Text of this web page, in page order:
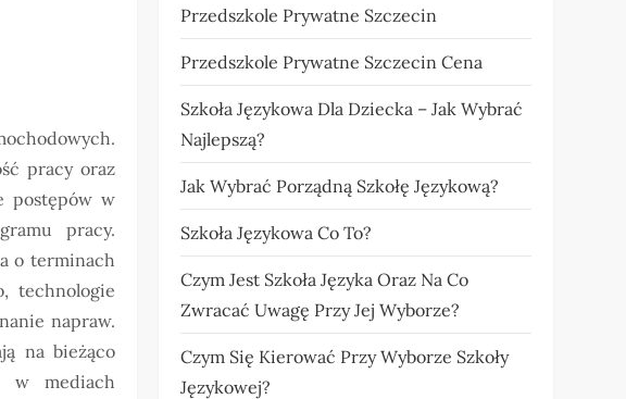
pracy oraz
postępów w
pracy.
o terminach
technologie
napraw.
na bieżąco
w mediach
Przedszkole Prywatne Szczecin
Przedszkole Prywatne Szczecin Cena
Szkoła Językowa Dla Dziecka – Jak Wybrać
Najlepszą?
Jak Wybrać Porządną Szkołę Językową?
Szkoła Językowa Co To?
Czym Jest Szkoła Języka Oraz Na Co
Zwracać Uwagę Przy Jej Wyborze?
Czym Się Kierować Przy Wyborze Szkoły
Językowej?